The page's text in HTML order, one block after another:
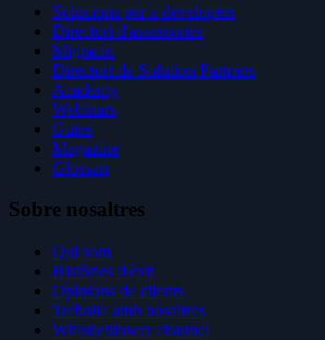
Solucions per a developers
Directori d'assessories
Migració
Directori de Solution Partners
Academy
Webinars
Guies
Magazine
Glossari
Sobre nosaltres
Qui som
Històries d'èxit
Opinions de clients
Treballa amb nosaltres
Whistleblower channel